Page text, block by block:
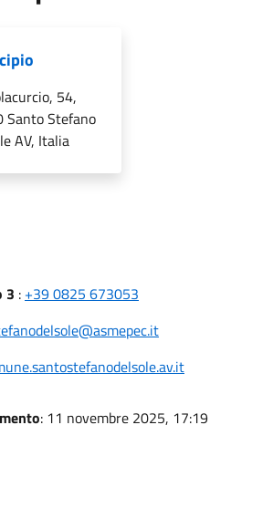
54,
Santo Stefano
AV, Italia
3 : +39 0825 673053
: 11 novembre 2025, 17:19